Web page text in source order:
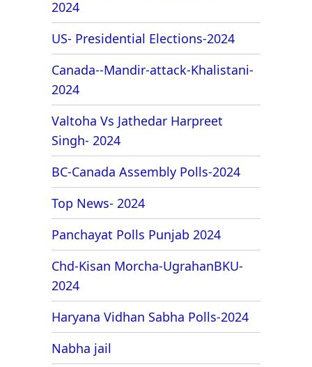
2024
US- Presidential Elections-2024
Canada--Mandir-attack-Khalistani-
2024
Valtoha Vs Jathedar Harpreet
Singh- 2024
BC-Canada Assembly Polls-2024
Top News- 2024
Panchayat Polls Punjab 2024
Chd-Kisan Morcha-UgrahanBKU-
2024
Haryana Vidhan Sabha Polls-2024
Nabha jail